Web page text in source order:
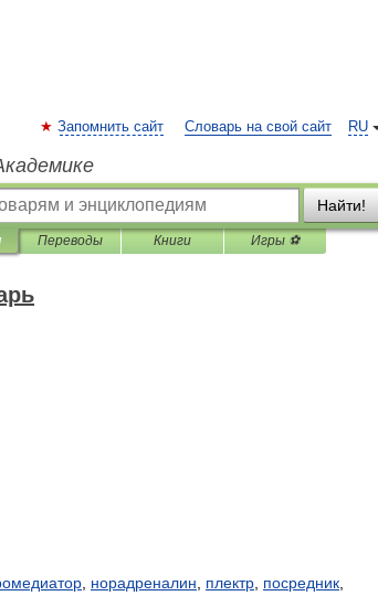
RU
Запомнить сайт Словарь на свой сайт
Найти!
Переводы Книги Игры ⚽
норадреналин плектр посредник